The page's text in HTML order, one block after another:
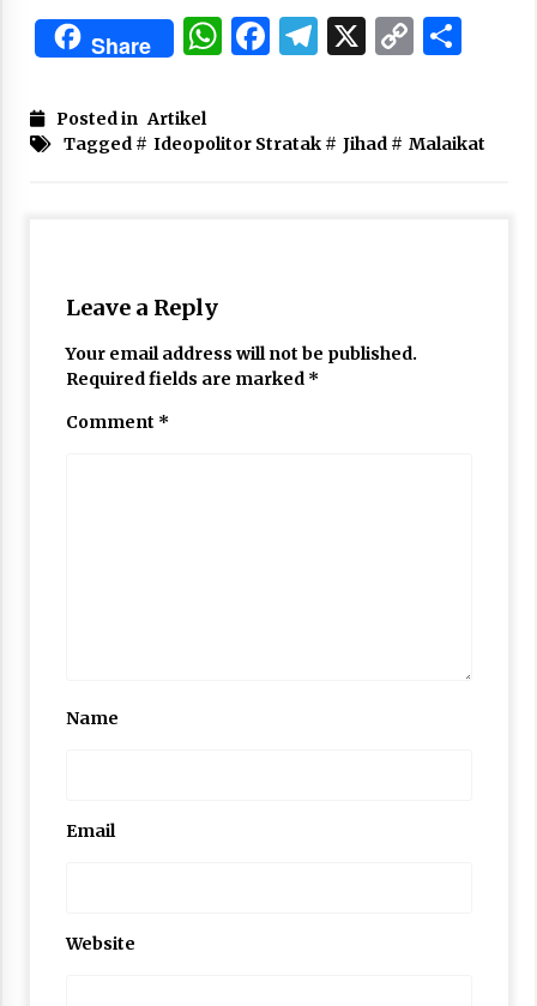
Share WhatsApp
Facebook
Telegram
X Copy
Posted in Artikel
Tagged # Ideopolitor Stratak# Jihad# Malaikat
Leave a Reply
Your email address will not be published.
Required fields are marked *
Comment *
Name
Email
Website